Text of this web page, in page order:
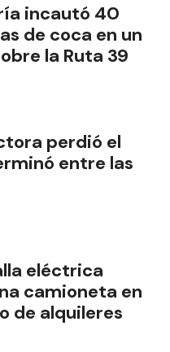
incautó 40
de coca en un
la Ruta 39
perdió el
entre las
eléctrica
camioneta en
de alquileres